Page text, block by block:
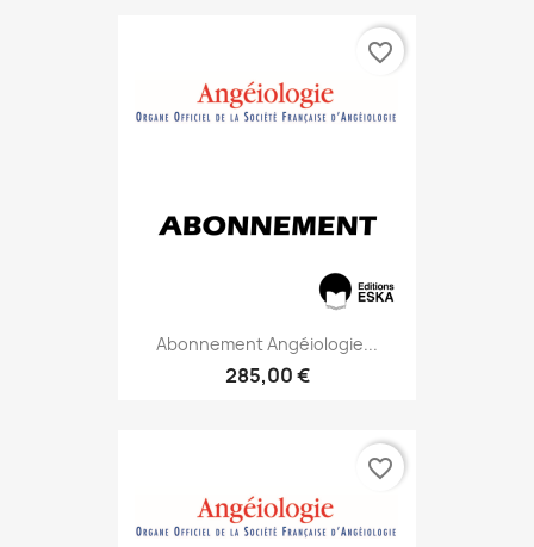
Abonnement Angéiologie...
285,00 €
favorite_border
favorite_border